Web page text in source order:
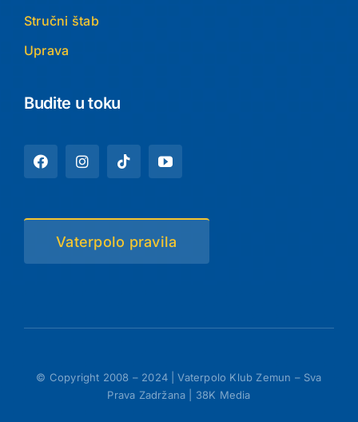
Stručni štab
Uprava
Budite u toku
Vaterpolo pravila
© Copyright 2008 – 2024 | Vaterpolo Klub Zemun – Sva
Prava Zadržana | 38K Media